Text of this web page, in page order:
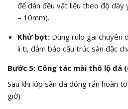
để dàn đều vật liệu theo độ
– 10mm).
Khử bọt:Dùng rulo gai chuyên
li ti, đảm bảo cấu trúc sàn đặc
Bước 5: Công tác mài thô lộ đá
Sau khi lớp sàn đã đóng rắn hoàn
giờ):